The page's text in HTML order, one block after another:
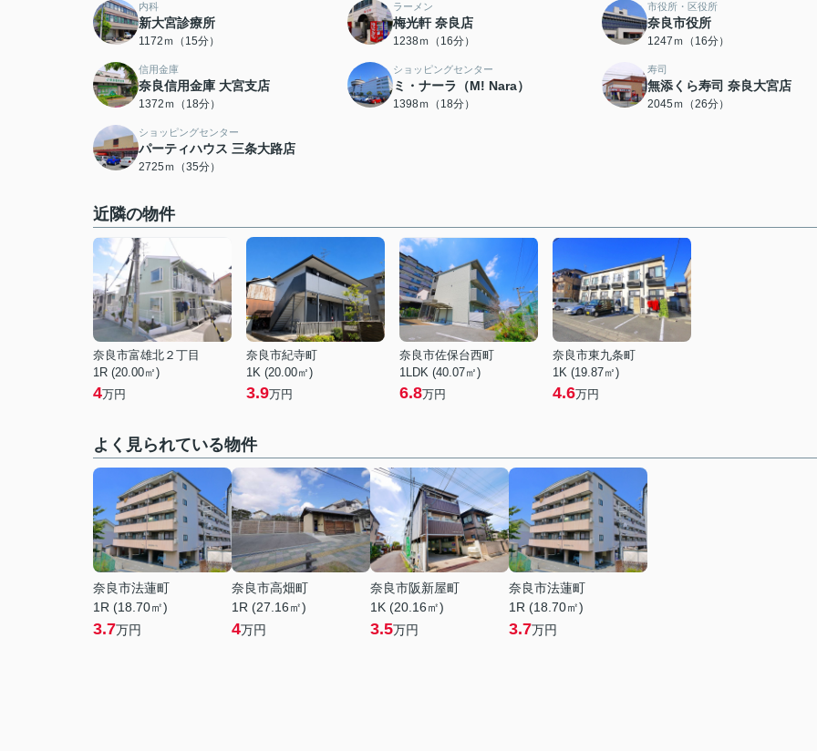
内科
新大宮診療所
1172ｍ（15分）
ラーメン
梅光軒 奈良店
1238ｍ（16分）
市役所・区役所
奈良市役所
1247ｍ（16分）
信用金庫
奈良信用金庫 大宮支店
1372ｍ（18分）
ショッピングセンター
ミ・ナーラ（M! Nara）
1398ｍ（18分）
寿司
無添くら寿司 奈良大宮店
2045ｍ（26分）
ショッピングセンター
パーティハウス 三条大路店
2725ｍ（35分）
近隣の物件
奈良市富雄北２丁目
1R (20.00㎡)
4万円
奈良市紀寺町
1K (20.00㎡)
3.9万円
奈良市佐保台西町
1LDK (40.07㎡)
6.8万円
奈良市東九条町
1K (19.87㎡)
4.6万円
よく見られている物件
奈良市法蓮町
1R (18.70㎡)
3.7万円
奈良市高畑町
1R (27.16㎡)
4万円
奈良市阪新屋町
1K (20.16㎡)
3.5万円
奈良市法蓮町
1R (18.70㎡)
3.7万円